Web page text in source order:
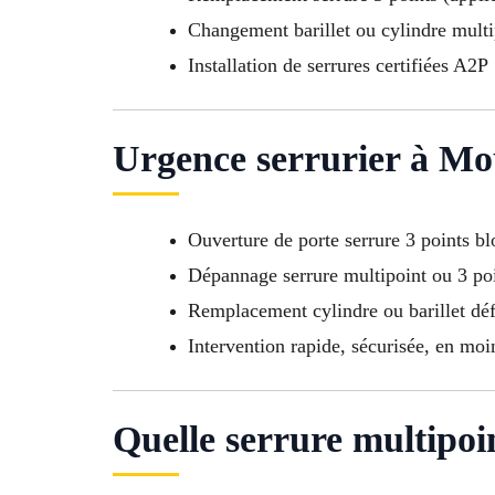
Changement barillet ou cylindre
Installation de serrures certifiées A2P
Urgence serrurier à
Ouverture de porte serrure 3 points
Dépannage serrure multipoint ou 3
Remplacement cylindre ou barillet
Intervention rapide, sécurisée, en
Quelle serrure